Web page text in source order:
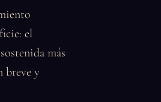
el
más
breve y